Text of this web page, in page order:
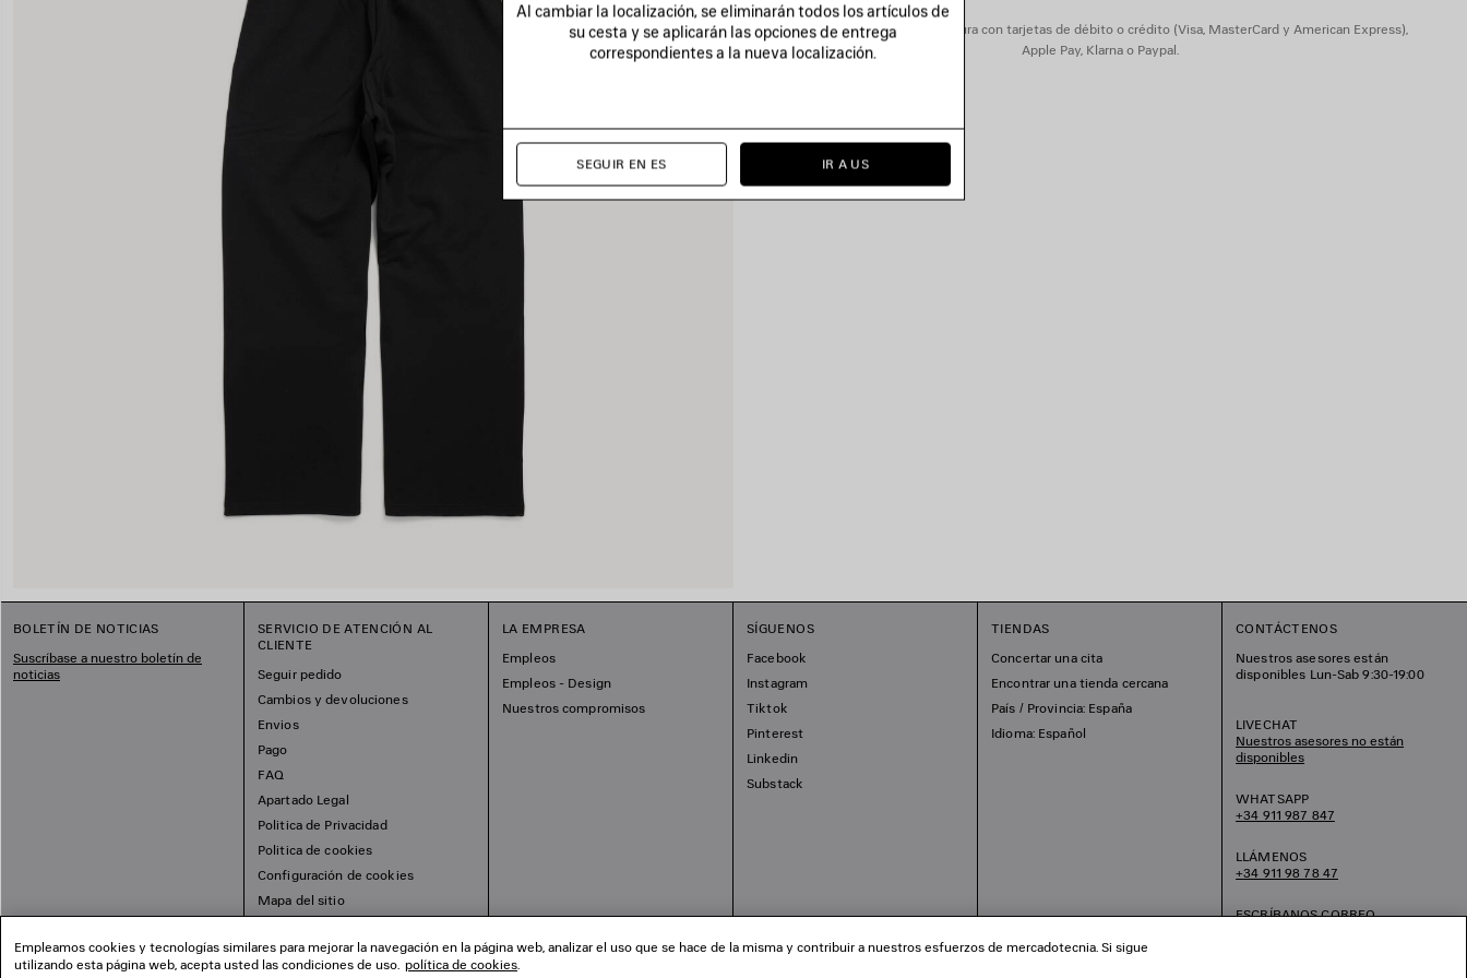
Puede pagar de manera segura con tarjetas de débito o crédito (Visa, MasterCard y American Express),
Apple Pay, Klarna o Paypal.
BOLETÍN DE NOTICIAS
Suscríbase a nuestro boletín de
noticias
SERVICIO DE ATENCIÓN AL
CLIENTE
Seguir pedido
Cambios y devoluciones
Envios
Pago
FAQ
Apartado Legal
Politica de Privacidad
Politica de cookies
Configuración de cookies
Mapa del sitio
LA EMPRESA
Empleos
Empleos - Design
Nuestros compromisos
SÍGUENOS
Facebook
Instagram
Tiktok
Pinterest
Linkedin
Substack
TIENDAS
Concertar una cita
Encontrar una tienda cercana
País / Provincia: España
Idioma: Español
CONTÁCTENOS
Nuestros asesores están
disponibles Lun-Sab 9:30-19:00
LIVECHAT
Nuestros asesores no están
disponibles
WHATSAPP
+34 911 987 847
LLÁMENOS
+34 911 98 78 47
ESCRÍBANOS CORREO
Al cambiar la localización, se eliminarán todos los artículos de
su cesta y se aplicarán las opciones de entrega
correspondientes a la nueva localización.
SEGUIR EN ES IR A US
Empleamos cookies y tecnologías similares para mejorar la navegación en la página web, analizar el uso que se hace de la misma y contribuir a nuestros esfuerzos de mercadotecnia. Si sigue
utilizando esta página web, acepta usted las condiciones de uso. política de cookies.